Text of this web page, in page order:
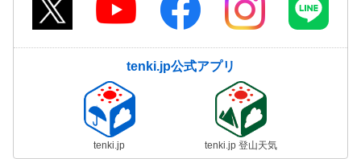
tenki.jp公式アプリ
tenki.jp tenki.jp 登山天気